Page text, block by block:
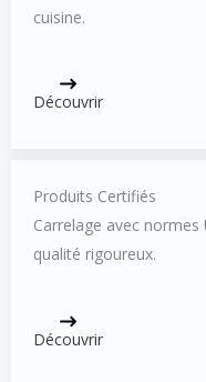
cuisine.
Découvrir
Produits Certifiés
Carrelage avec
qualité rigoureux.
Découvrir